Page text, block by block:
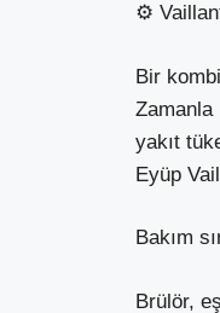
⚙
Bir
Zamanla
yakıt
Eyüp
Bakım
Brülör,